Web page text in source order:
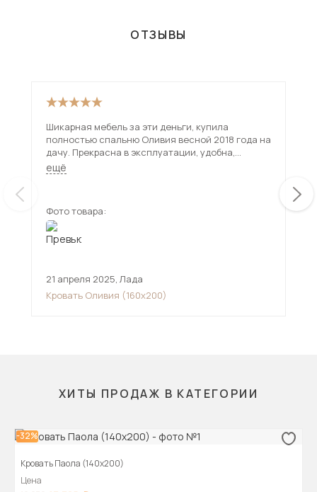
ОТЗЫВЫ
Шикарная мебель за эти деньги, купила
полностью спальню Оливия весной 2018 года на
дачу. Прекрасна в эксплуатации, удобна,
функциональная, все целое, все работает!
Рекомендую
ещё
Фото товара:
21 апреля 2025, Лада
Кровать Оливия (160х200)
ХИТЫ ПРОДАЖ В КАТЕГОРИИ
-32%
Кровать Паола (140х200)
Цена